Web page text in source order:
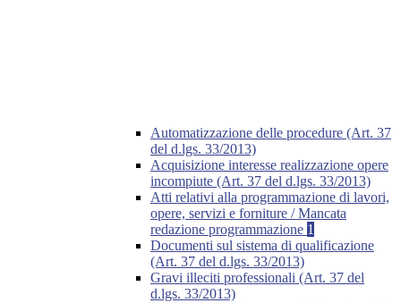
Automatizzazione delle procedure (Art. 37
del d.lgs. 33/2013)
Acquisizione interesse realizzazione opere
incompiute (Art. 37 del d.lgs. 33/2013)
Atti relativi alla programmazione di lavori,
opere, servizi e forniture / Mancata
redazione programmazione 1
Documenti sul sistema di qualificazione
(Art. 37 del d.lgs. 33/2013)
Gravi illeciti professionali (Art. 37 del
d.lgs. 33/2013)